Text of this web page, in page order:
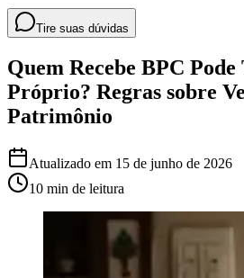
Tire suas dúvidas
Quem Recebe BPC
Próprio? Regras sobre
Patrimônio
Atualizado em 15 de junho de 2026
10 min de leitura